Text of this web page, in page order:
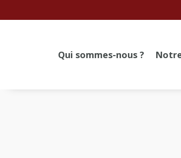
Qui sommes-nous ?